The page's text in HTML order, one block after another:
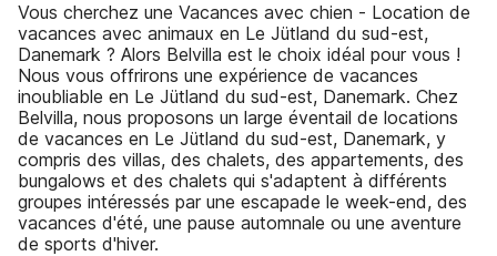
Vous cherchez une Vacances avec chien - Location de
vacances avec animaux en Le Jütland du sud-est,
Danemark ? Alors Belvilla est le choix idéal pour vous !
Nous vous offrirons une expérience de vacances
inoubliable en Le Jütland du sud-est, Danemark. Chez
Belvilla, nous proposons un large éventail de locations
de vacances en Le Jütland du sud-est, Danemark, y
compris des villas, des chalets, des appartements, des
bungalows et des chalets qui s'adaptent à différents
groupes intéressés par une escapade le week-end, des
vacances d'été, une pause automnale ou une aventure
de sports d'hiver.